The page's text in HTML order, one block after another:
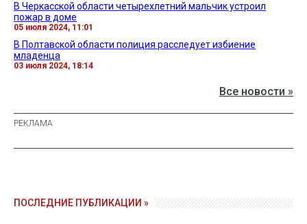
В Черкасской области четырехлетний мальчик устроил
пожар в доме
05 июля 2024, 11:01
В Полтавской области полиция расследует избиение
младенца
03 июля 2024, 18:14
Все новости »
ПОСЛЕДНИЕ ПУБЛИКАЦИИ »